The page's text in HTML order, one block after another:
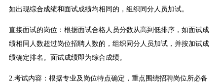
如出现综合成绩和面试成绩均相同的，组织同分人员加试。
直接面试的岗位：根据面试合格人员分数从高到低排序，如面试成
绩相同人数超过岗位招聘人数的，组织同分人员加试，并按加试成
绩确定排名。面试成绩即为综合成绩。
2.考试内容：根据专业及岗位特点确定，重点围绕招聘岗位所必备